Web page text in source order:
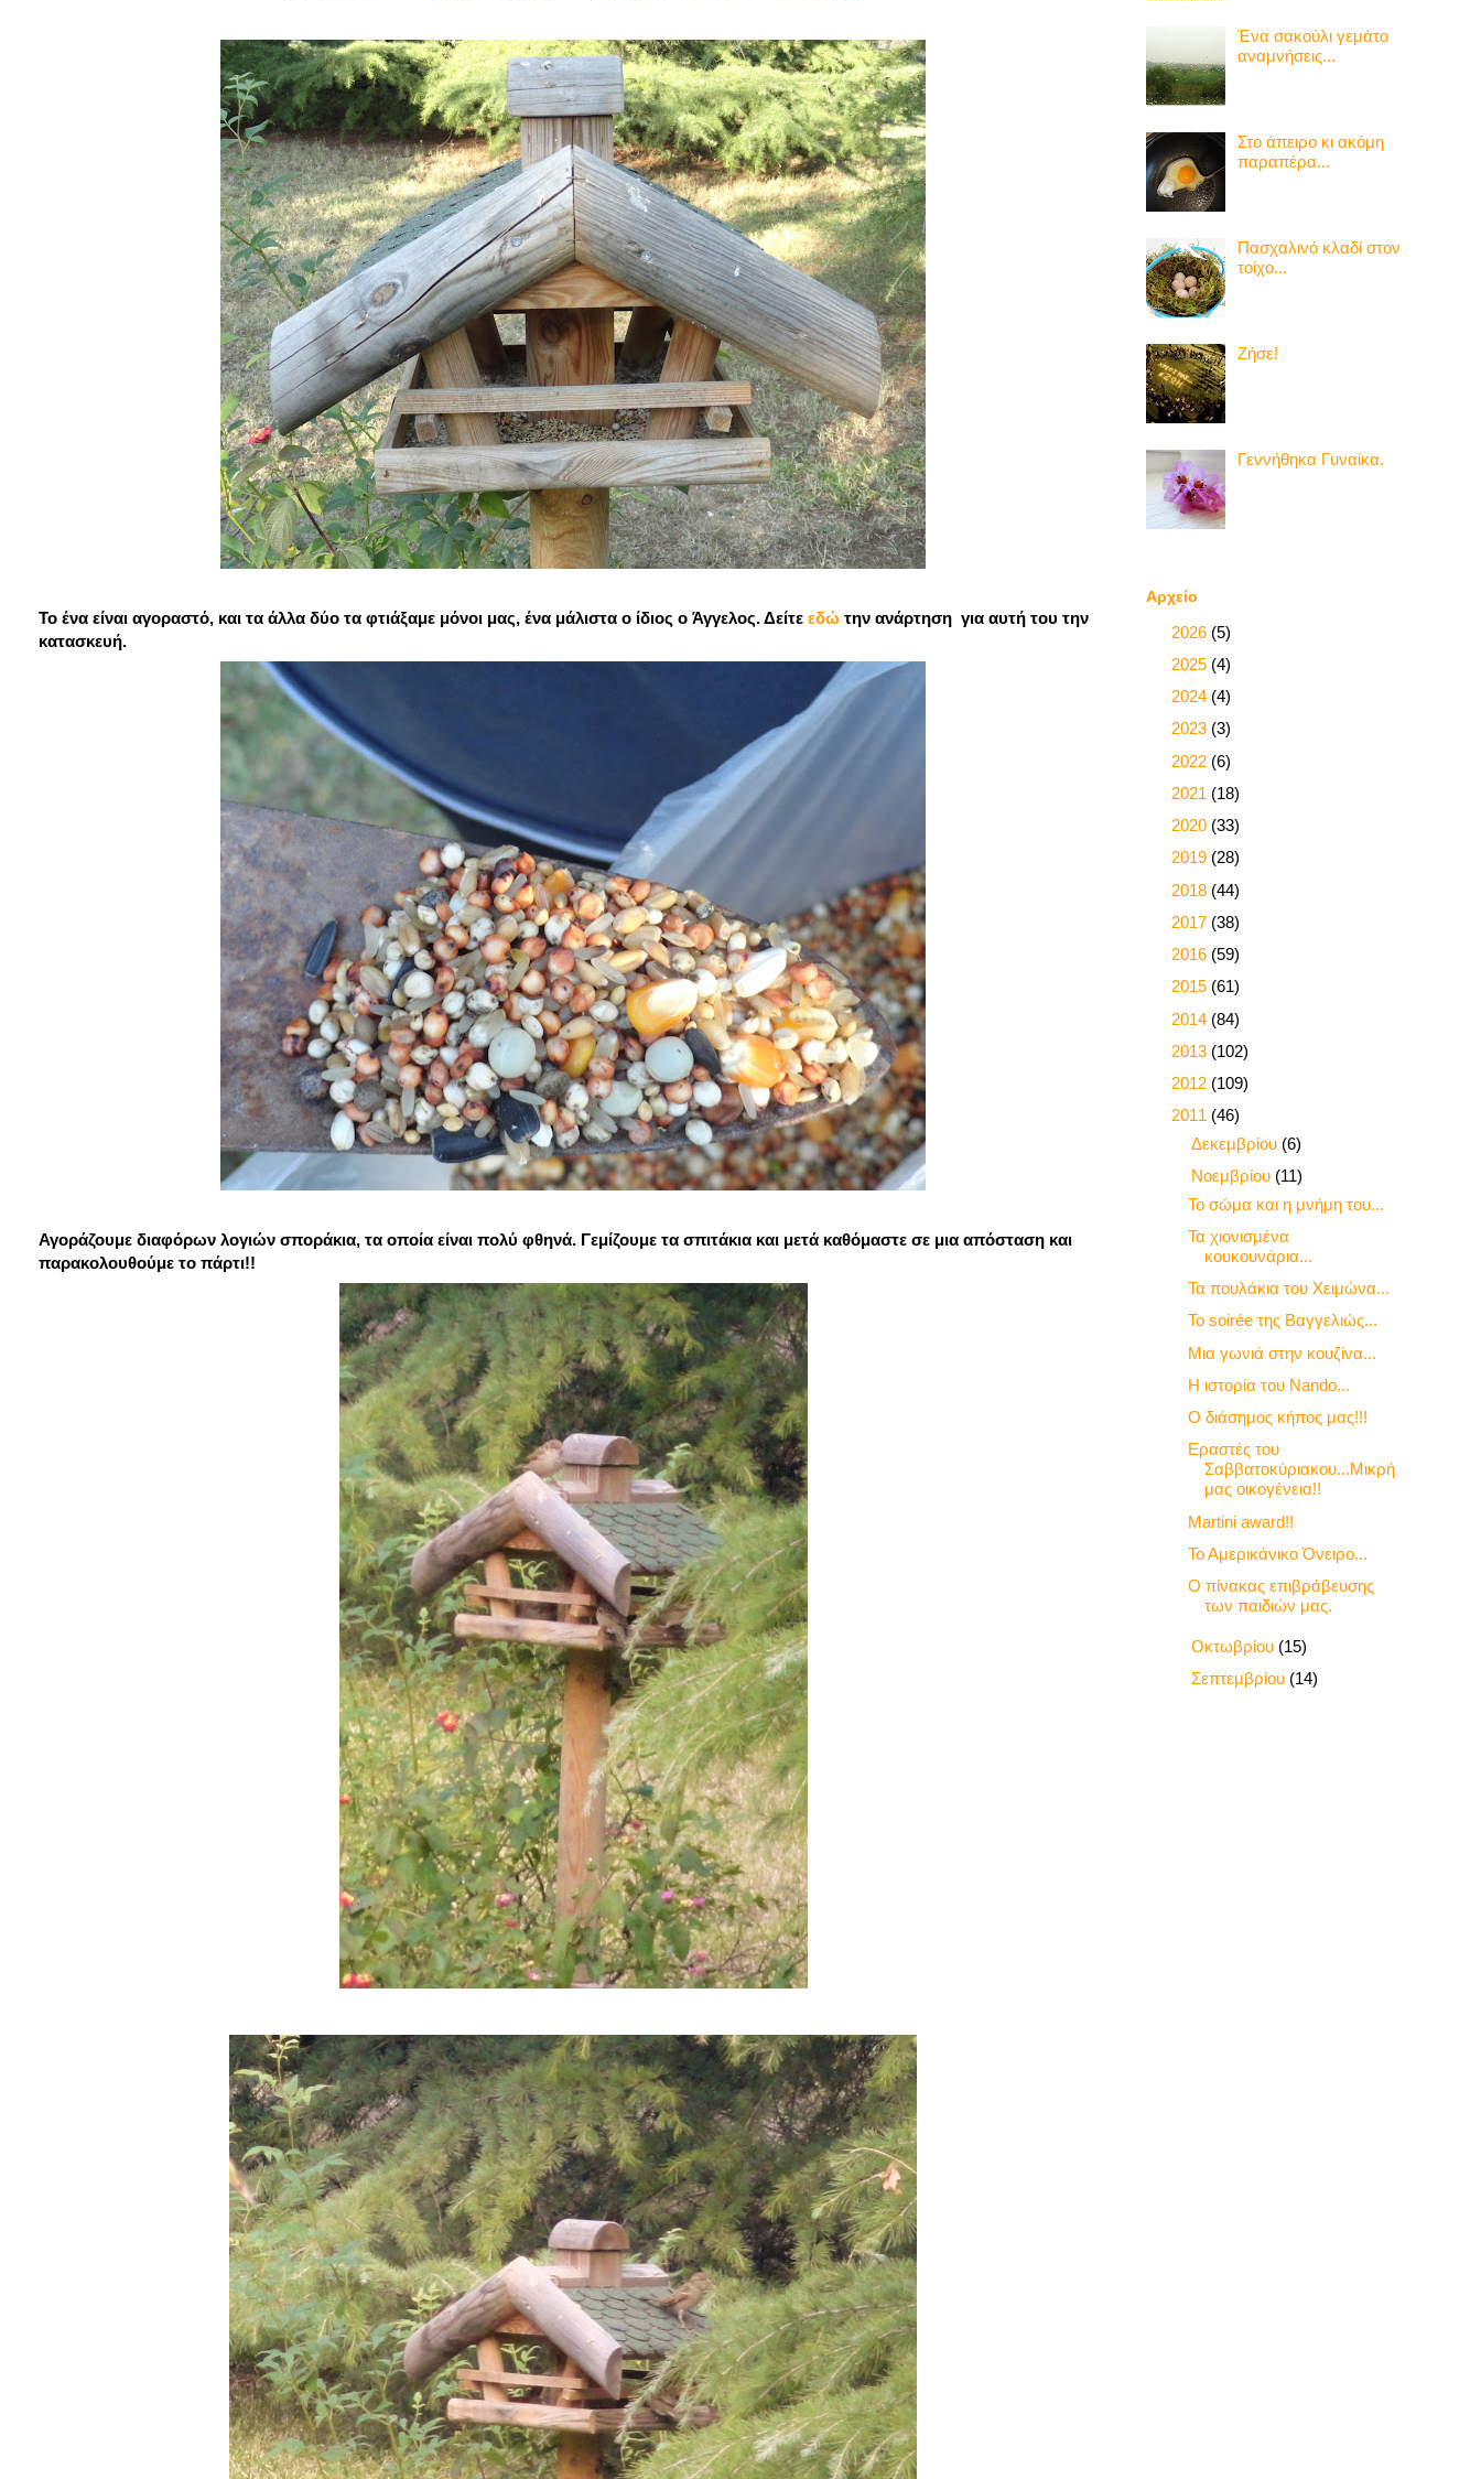
Το ένα είναι αγοραστό, και τα άλλα δύο τα φτιάξαμε μόνοι μας, ένα μάλιστα ο ίδιος ο Άγγελος. Δείτε εδώ την ανάρτηση για αυτή του την
κατασκευή.
Αγοράζουμε διαφόρων λογιών σποράκια, τα οποία είναι πολύ φθηνά. Γεμίζουμε τα σπιτάκια και μετά καθόμαστε σε μια απόσταση και
παρακολουθούμε το πάρτι!!
Ένα σακούλι γεμάτο
αναμνήσεις...
Στο άπειρο κι ακόμη
παραπέρα...
Πασχαλινό κλαδί στον
τοίχο...
Ζήσε!
Γεννήθηκα Γυναίκα.
Αρχείο
2026 (5)
2025 (4)
2024 (4)
2023 (3)
2022 (6)
2021 (18)
2020 (33)
2019 (28)
2018 (44)
2017 (38)
2016 (59)
2015 (61)
2014 (84)
2013 (102)
2012 (109)
2011 (46)
Δεκεμβρίου (6)
Νοεμβρίου (11)
Το σώμα και η μνήμη του...
Τα χιονισμένα
κουκουνάρια...
Τα πουλάκια του Χειμώνα...
To soirée της Βαγγελιώς...
Μια γωνιά στην κουζίνα...
Η ιστορία του Nando...
Ο διάσημος κήπος μας!!!
Εραστές του
Σαββατοκύριακου...Μικρή
μας οικογένεια!!
Martini award!!
Το Αμερικάνικο Όνειρο...
Ο πίνακας επιβράβευσης
των παιδιών μας.
Οκτωβρίου (15)
Σεπτεμβρίου (14)